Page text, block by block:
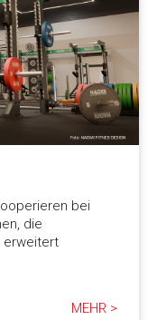
bei
die
erweitert
MEHR >